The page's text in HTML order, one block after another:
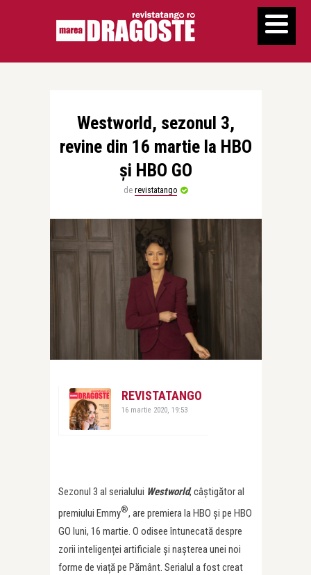
Westworld, sezonul 3,
revine din 16 martie la HBO
și HBO GO
de revistatango
REVISTATANGO
16 martie 2020, 19:53
Sezonul 3 al serialului Westworld, câștigător al
premiului Emmy®, are premiera la HBO și pe HBO
GO luni, 16 martie. O odisee întunecată despre
zorii inteligenței artificiale și nașterea unei noi
forme de viață pe Pământ. Serialul a fost creat